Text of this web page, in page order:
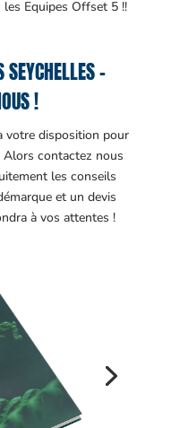
les Equipes Offset 5 !!
–
!
votre disposition pour
contactez nous
les conseils
et un devis
à vos attentes !